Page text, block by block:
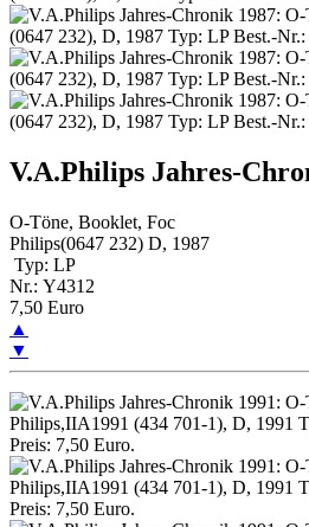
V.A.Philips Jahres-
O-Töne, Booklet, Foc
Philips(0647 232) D, 1987
Typ: LP
Nr.: Y4312
7,50 Euro
▲
▼